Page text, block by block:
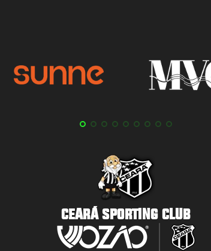
CEARÁ SPORTING CLUB